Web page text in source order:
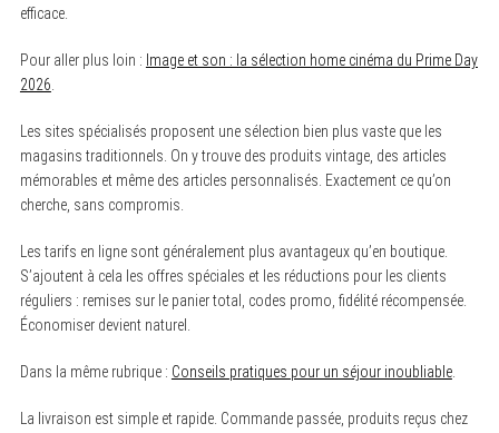
efficace.
Pour aller plus loin : Image et son : la sélection home cinéma du Prime Day
2026
Les sites spécialisés proposent une sélection bien plus vaste que les
magasins traditionnels. On y trouve des produits vintage, des articles
mémorables et même des articles personnalisés. Exactement ce qu’on
cherche, sans compromis.
Les tarifs en ligne sont généralement plus avantageux qu’en boutique.
S’ajoutent à cela les offres spéciales et les réductions pour les clients
réguliers : remises sur le panier total, codes promo, fidélité récompensée.
Économiser devient naturel.
Dans la même rubrique : Conseils pratiques pour un séjour inoubliable.
La livraison est simple et rapide. Commande passée, produits reçus chez